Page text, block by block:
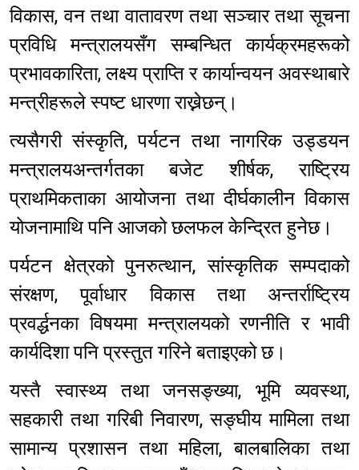
विकास, वन तथा वातावरण तथा सञ्चार तथा सूचना
प्रविधि मन्त्रालयसँग सम्बन्धित कार्यक्रमहरूको
प्रभावकारिता, लक्ष्य प्राप्ति र कार्यान्वयन अवस्थाबारे
मन्त्रीहरूले स्पष्ट धारणा राख्नेछन्।
त्यसैगरी संस्कृति, पर्यटन तथा नागरिक उड्डयन
मन्त्रालयअन्तर्गतका बजेट शीर्षक, राष्ट्रिय
प्राथमिकताका आयोजना तथा दीर्घकालीन विकास
योजनामाथि पनि आजको छलफल केन्द्रित हुनेछ।
पर्यटन क्षेत्रको पुनरुत्थान, सांस्कृतिक सम्पदाको
संरक्षण, पूर्वाधार विकास तथा अन्तर्राष्ट्रिय
प्रवर्द्धनका विषयमा मन्त्रालयको रणनीति र भावी
कार्यदिशा पनि प्रस्तुत गरिने बताइएको छ।
यस्तै स्वास्थ्य तथा जनसङ्ख्या, भूमि व्यवस्था,
सहकारी तथा गरिबी निवारण, सङ्घीय मामिला तथा
सामान्य प्रशासन तथा महिला, बालबालिका तथा